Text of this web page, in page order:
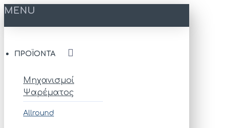
MENU
ΠΡΟΪΌΝΤΑ
Μηχανισμοί
Ψαρέματος
Allround